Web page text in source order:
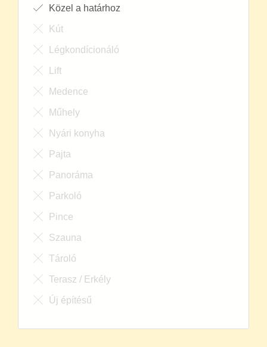
Közel a határhoz
Kút
Légkondícionáló
Lift
Medence
Műhely
Nyári konyha
Pajta
Panoráma
Parkoló
Pince
Szauna
Tároló
Terasz / Erkély
Új építésű